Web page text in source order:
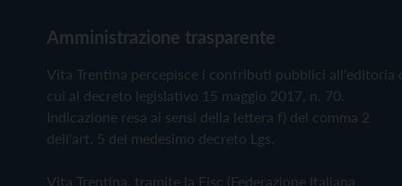
Amministrazione trasparente
Vita Trentina percepisce i contributi pubblici all'editoria
cui al decreto legislativo 15 maggio 2017, n. 70.
Indicazione resa ai sensi della lettera f) del comma 2
dell'art. 5 del medesimo decreto Lgs.
Vita Trentina, tramite la Fisc (Federazione Italiana